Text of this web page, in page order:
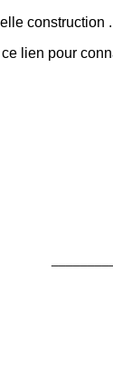
lien pour